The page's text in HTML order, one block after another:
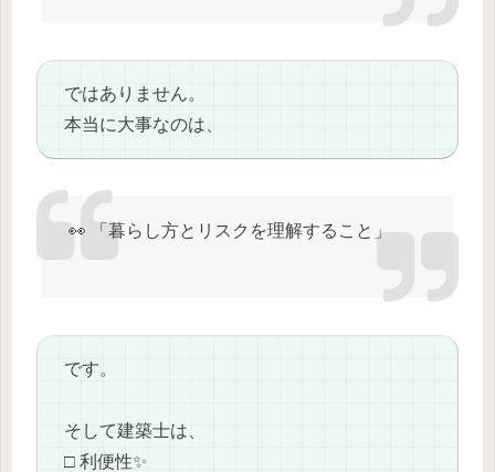
ではありません。
本当に大事なのは、
👀 「暮らし方とリスクを理解すること」
です。
そして建築士は、
□ 利便性✨